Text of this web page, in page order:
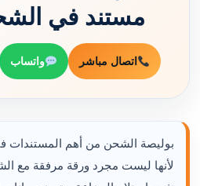
مستند في
اتصال مباشر واتساب
بوليصة الشحن من أهم المستندات
لأنها ليست مجرد ورقة مرفقة مع